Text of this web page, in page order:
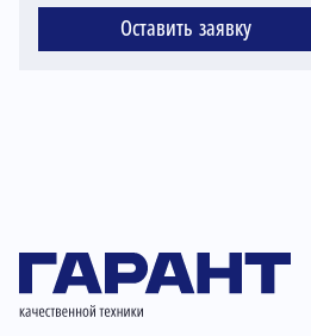
Оставить заявку